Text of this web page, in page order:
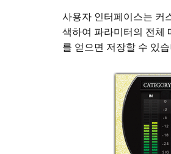
사용자 인터페이스는 커
색하여 파라미터의 전체
를 얻으면 저장할 수 있